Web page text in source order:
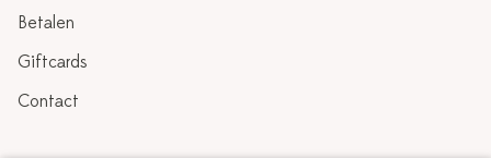
Betalen
Giftcards
Contact